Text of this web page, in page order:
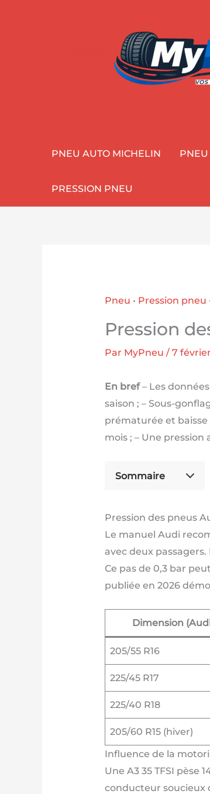
PNEU AUTO MICHELIN
PRESSION PNEU
Pneu • Pression pneu
Pression
Par MyPneu / 7
En bref– Les
saison ; – Sous-
prématurée et baisse
mois ; – Une
Sommaire
Pression des pneus
Le manuel Audi
avec deux
Ce pas de 0,3 bar
publiée en 2026
Dimension
205/55 R16
225/45 R17
225/40 R18
205/60 R15 (hiver)
Influence de la
Une A3 35 TFSI pèse
conducteur soucieux